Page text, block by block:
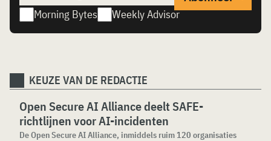
Morning Bytes Weekly Advisor
KEUZE VAN DE REDACTIE
Open Secure AI Alliance deelt SAFE-
richtlijnen voor AI-incidenten
De Open Secure AI Alliance, inmiddels ruim 120 organisaties